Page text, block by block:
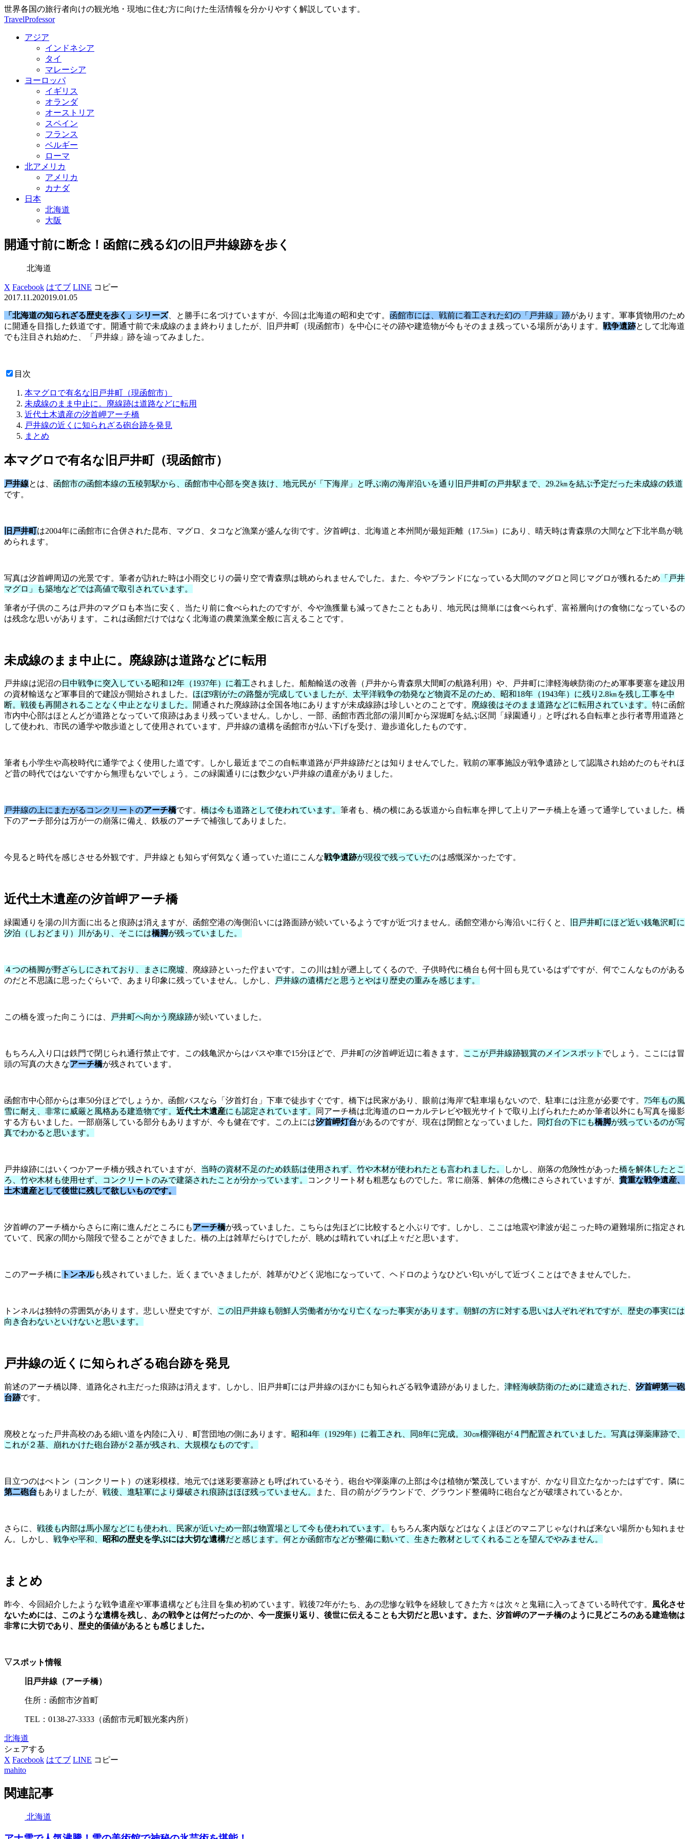
世界各国の旅行者向けの観光地・現地に住む方に向けた生活情報を分かりやすく解説しています。
TravelProfessor
アジア
インドネシア
タイ
マレーシア
ヨーロッパ
イギリス
オランダ
オーストリア
スペイン
フランス
ベルギー
ローマ
北アメリカ
アメリカ
カナダ
日本
北海道
大阪
開通寸前に断念！函館に残る幻の旧戸井線跡を歩く
北海道
X Facebook はてブ LINE コピー
2017.11.202019.01.05
「北海道の知られざる歴史を歩く」シリーズ、と勝手に名づけていますが、今回は北海道の昭和史です。 函館市には、戦前に着工された幻の「戸井線」跡があります。軍事貨物用のため
に開通を目指した鉄道です。開通寸前で未成線のまま終わりましたが、旧戸井町（現函館市）を中心にその跡や建造物が今もそのまま残っている場所があります。 戦争遺跡として北海道
でも注目され始めた、「戸井線」跡を辿ってみました。
目次
本マグロで有名な旧戸井町（現函館市）
未成線のまま中止に。廃線跡は道路などに転用
近代土木遺産の汐首岬アーチ橋
戸井線の近くに知られざる砲台跡を発見
まとめ
本マグロで有名な旧戸井町（現函館市）
戸井線とは、 函館市の函館本線の五稜郭駅から、函館市中心部を突き抜け、地元民が「下海岸」と呼ぶ南の海岸沿いを通り旧戸井町の戸井駅まで、29.2㎞を結ぶ予定だった未成線の鉄道
です。
旧戸井町は2004年に函館市に合併された昆布、マグロ、タコなど漁業が盛んな街です。汐首岬は、北海道と本州間が最短距離（17.5㎞）にあり、晴天時は青森県の大間など下北半島が眺
められます。
写真は汐首岬周辺の光景です。筆者が訪れた時は小雨交じりの曇り空で青森県は眺められませんでした。また、今やブランドになっている大間のマグロと同じマグロが獲れるため 「戸井
マグロ」も築地などでは高値で取引されています。
筆者が子供のころは戸井のマグロも本当に安く、当たり前に食べられたのですが、今や漁獲量も減ってきたこともあり、地元民は簡単には食べられず、富裕層向けの食物になっているの
は残念な思いがあります。これは函館だけではなく北海道の農業漁業全般に言えることです。
未成線のまま中止に。廃線跡は道路などに転用
戸井線は泥沼の日中戦争に突入している昭和12年（1937年）に着工されました。船舶輸送の改善（戸井から青森県大間町の航路利用）や、戸井町に津軽海峡防衛のため軍事要塞を建設用
の資材輸送など軍事目的で建設が開始されました。 ほぼ9割がたの路盤が完成していましたが、太平洋戦争の勃発など物資不足のため、昭和18年（1943年）に残り2.8㎞を残し工事を中
断。戦後も再開されることなく中止となりました。
開通された廃線跡は全国各地にありますが未成線跡は珍しいとのことです。 廃線後はそのまま道路などに転用されています。 特に函館
市内中心部はほとんどが道路となっていて痕跡はあまり残っていません。しかし、一部、函館市西北部の湯川町から深堀町を結ぶ区間「緑園通り」と呼ばれる自転車と歩行者専用道路と
して使われ、市民の通学や散歩道として使用されています。戸井線の遺構を函館市が払い下げを受け、遊歩道化したものです。
筆者も小学生や高校時代に通学でよく使用した道です。しかし最近までこの自転車道路が戸井線跡だとは知りませんでした。戦前の軍事施設が戦争遺跡として認識され始めたのもそれほ
ど昔の時代ではないですから無理もないでしょう。この緑園通りには数少ない戸井線の遺産がありました。
戸井線の上にまたがるコンクリートのアーチ橋です。 橋は今も道路として使われています。 筆者も、橋の横にある坂道から自転車を押して上りアーチ橋上を通って通学していました。橋
下のアーチ部分は万が一の崩落に備え、鉄板のアーチで補強してありました。
今見ると時代を感じさせる外観です。戸井線とも知らず何気なく通っていた道にこんな戦争遺跡が現役で残っていたのは感慨深かったです。
近代土木遺産の汐首岬アーチ橋
緑園通りを湯の川方面に出ると痕跡は消えますが、函館空港の海側沿いには路面跡が続いているようですが近づけません。函館空港から海沿いに行くと、
旧戸井町にほど近い銭亀沢町に
汐泊（しおどまり）川があり、そこには橋脚が残っていました。
４つの橋脚が野ざらしにされており、まさに廃墟 、廃線跡といった佇まいです。この川は鮭が遡上してくるので、子供時代に橋台も何十回も見ているはずですが、何でこんなものがある
のだと不思議に思ったぐらいで、あまり印象に残っていません。しかし、
戸井線の遺構だと思うとやはり歴史の重みを感じます。
この橋を渡った向こうには、 戸井町へ向かう廃線跡が続いていました。
もちろん入り口は鉄門で閉じられ通行禁止です。この銭亀沢からはバスや車で15分ほどで、戸井町の汐首岬近辺に着きます。 ここが戸井線跡観賞のメインスポット でしょう。ここには冒
頭の写真の大きなアーチ橋が残されています。
函館市中心部からは車50分ほどでしょうか。函館バスなら「汐首灯台」下車で徒歩すぐです。橋下は民家があり、眼前は海岸で駐車場もないので、駐車には注意が必要です。 75年もの風
雪に耐え、非常に威厳と風格ある建造物です。 近代土木遺産にも認定されています。
同アーチ橋は北海道のローカルテレビや観光サイトで取り上げられたためか筆者以外にも写真を撮影
する方もいました。一部崩落している部分もありますが、今も健在です。この上には汐首岬灯台があるのですが、現在は閉館となっていました。 同灯台の下にも橋脚が残っているのが写
真でわかると思います。
戸井線跡にはいくつかアーチ橋が残されていますが、 当時の資材不足のため鉄筋は使用されず、竹や木材が使われたとも言われました。 しかし、崩落の危険性があった橋を解体したとこ
ろ、竹や木材も使用せず、コンクリートのみで建築されたことが分かっています。
コンクリート材も粗悪なものでした。常に崩落、解体の危機にさらされていますが、 貴重な戦争遺産、
土木遺産として後世に残して欲しいものです。
汐首岬のアーチ橋からさらに南に進んだところにもアーチ橋が残っていました。こちらは先ほどに比較すると小ぶりです。しかし、ここは地震や津波が起こった時の避難場所に指定され
ていて、民家の間から階段で登ることができました。橋の上は雑草だらけでしたが、眺めは晴れていれば上々だと思います。
このアーチ橋に トンネルも残されていました。近くまでいきましたが、雑草がひどく泥地になっていて、ヘドロのようなひどい匂いがして近づくことはできませんでした。
トンネルは独特の雰囲気があります。悲しい歴史ですが、
この旧戸井線も朝鮮人労働者がかなり亡くなった事実があります。朝鮮の方に対する思いは人ぞれぞれですが、歴史の事実には
向き合わないといけないと思います。
戸井線の近くに知られざる砲台跡を発見
前述のアーチ橋以降、道路化され主だった痕跡は消えます。しかし、旧戸井町には戸井線のほかにも知られざる戦争遺跡がありました。 津軽海峡防衛のために建造された
汐首岬第一砲
台跡です。
廃校となった戸井高校のある細い道を内陸に入り、町営団地の側にあります。 昭和4年（1929年）に着工され、同8年に完成。30㎝榴弾砲が４門配置されていました。写真は弾薬庫跡で、
これが２基、崩れかけた砲台跡が２基が残され、大規模なものです。
目立つのはべトン（コンクリート）の迷彩模様。地元では迷彩要塞跡とも呼ばれているそう。砲台や弾薬庫の上部は今は植物が繁茂していますが、かなり目立たなかったはずです。隣に
第二砲台 もありましたが、 戦後、進駐軍により爆破され痕跡はほぼ残っていません。 また、目の前がグラウンドで、グラウンド整備時に砲台などが破壊されているとか。
さらに、 戦後も内部は馬小屋などにも使われ、民家が近いため一部は物置場として今も使われています。
もちろん案内版などはなくよほどのマニアじゃなければ来ない場所かも知れませ
ん。しかし、 戦争や平和、 昭和の歴史を学ぶには大切な遺構だと感じます。何とか函館市などが整備に動いて、生きた教材としてくれることを望んでやみません。
まとめ
昨今、今回紹介したような戦争遺産や軍事遺構なども注目を集め初めています。戦後72年がたち、あの悲惨な戦争を経験してきた方々は次々と鬼籍に入ってきている時代です。 風化させ
ないためには、このような遺構を残し、あの戦争とは何だったのか、今一度振り返り、後世に伝えることも大切だと思います。また、汐首岬のアーチ橋のように見どころのある建造物は
非常に大切であり、歴史的価値があるとも感じました。
▽スポット情報
旧戸井線（アーチ橋）
住所：函館市汐首町
TEL：0138-27-3333（函館市元町観光案内所）
北海道
シェアする
X Facebook はてブ LINE コピー
mahito
関連記事
北海道